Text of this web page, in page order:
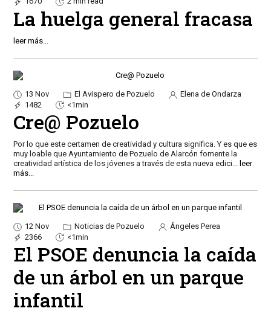
La huelga general fracasa
leer más...
13 Nov El Avispero de Pozuelo
Elena de Ondarza
1482
<1min
Cre@ Pozuelo
Por lo que este certamen de creatividad y cultura significa. Y es que es
muy loable que Ayuntamiento de Pozuelo de Alarcón fomente la
creatividad artística de los jóvenes a través de esta nueva edici... leer
más...
12 Nov Noticias de Pozuelo
Ángeles Perea
2366
<1min
El PSOE denuncia la caída
de un árbol en un parque
infantil